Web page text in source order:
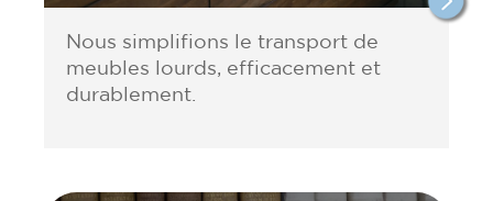
Nous simplifions le transport de
meubles lourds, efficacement et
durablement.